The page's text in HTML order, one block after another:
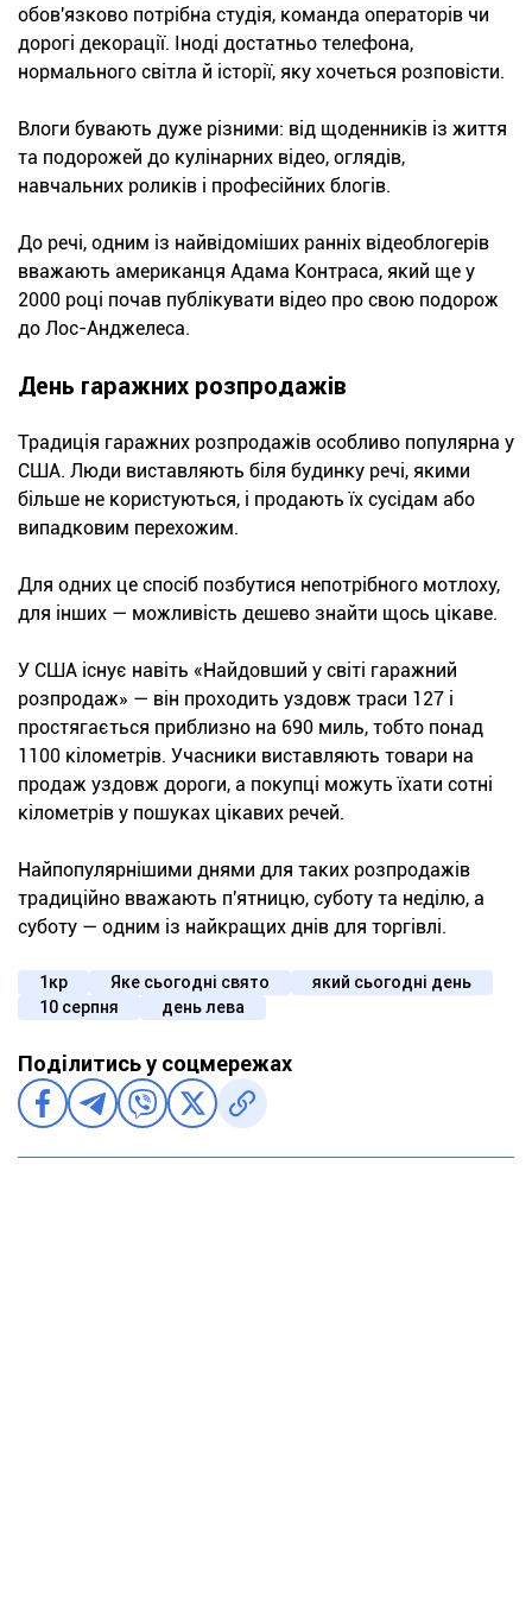
обов'язково потрібна студія, команда операторів чи
дорогі декорації. Іноді достатньо телефона,
нормального світла й історії, яку хочеться розповісти.
Влоги бувають дуже різними: від щоденників із життя
та подорожей до кулінарних відео, оглядів,
навчальних роликів і професійних блогів.
До речі, одним із найвідоміших ранніх відеоблогерів
вважають американця Адама Контраса, який ще у
2000 році почав публікувати відео про свою подорож
до Лос-Анджелеса.
День гаражних розпродажів
Традиція гаражних розпродажів особливо популярна у
США. Люди виставляють біля будинку речі, якими
більше не користуються, і продають їх сусідам або
випадковим перехожим.
Для одних це спосіб позбутися непотрібного мотлоху,
для інших — можливість дешево знайти щось цікаве.
У США існує навіть «Найдовший у світі гаражний
розпродаж» — він проходить уздовж траси 127 і
простягається приблизно на 690 миль, тобто понад
1100 кілометрів. Учасники виставляють товари на
продаж уздовж дороги, а покупці можуть їхати сотні
кілометрів у пошуках цікавих речей.
Найпопулярнішими днями для таких розпродажів
традиційно вважають п'ятницю, суботу та неділю, а
суботу — одним із найкращих днів для торгівлі.
1кр Яке сьогодні свято
який сьогодні день
10 серпня
день лева
Поділитись у соцмережах